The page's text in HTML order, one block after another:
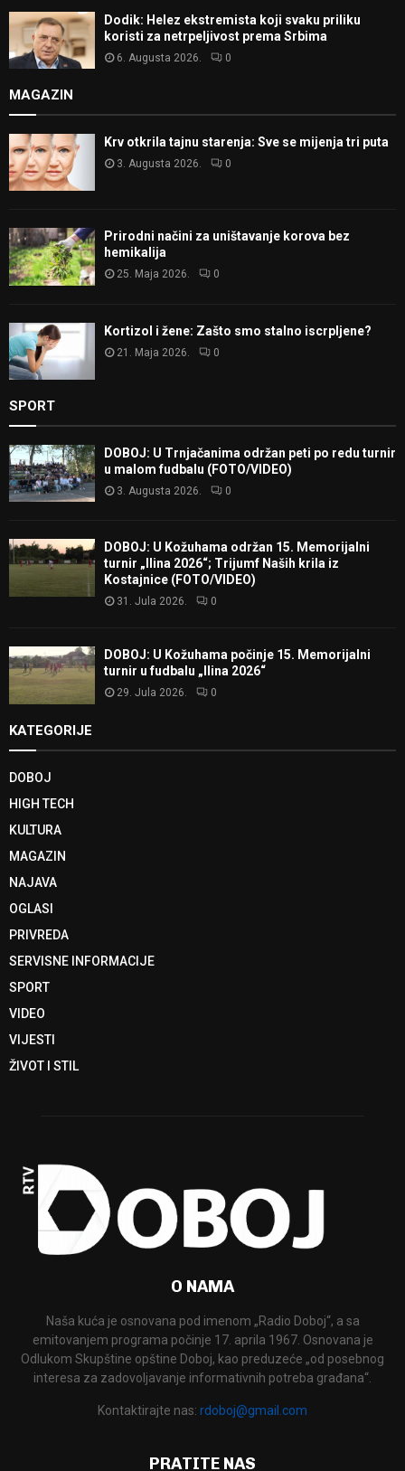
Dodik: Helez ekstremista koji svaku priliku
koristi za netrpeljivost prema Srbima
6. Augusta 2026. 0
MAGAZIN
Krv otkrila tajnu starenja: Sve se mijenja tri puta
3. Augusta 2026. 0
Prirodni načini za uništavanje korova bez
hemikalija
25. Maja 2026. 0
Kortizol i žene: Zašto smo stalno iscrpljene?
21. Maja 2026. 0
SPORT
DOBOJ: U Trnjačanima održan peti po redu turnir
u malom fudbalu (FOTO/VIDEO)
3. Augusta 2026. 0
DOBOJ: U Kožuhama održan 15. Memorijalni
turnir „Ilina 2026“; Trijumf Naših krila iz
Kostajnice (FOTO/VIDEO)
31. Jula 2026. 0
DOBOJ: U Kožuhama počinje 15. Memorijalni
turnir u fudbalu „Ilina 2026“
29. Jula 2026. 0
KATEGORIJE
DOBOJ
HIGH TECH
KULTURA
MAGAZIN
NAJAVA
OGLASI
PRIVREDA
SERVISNE INFORMACIJE
SPORT
VIDEO
VIJESTI
ŽIVOT I STIL
O NAMA
Naša kuća je osnovana pod imenom „Radio Doboj“, a sa
emitovanjem programa počinje 17. aprila 1967. Osnovana je
Odlukom Skupštine opštine Doboj, kao preduzeće „od posebnog
interesa za zadovoljavanje informativnih potreba građana“.
Kontaktirajte nas: rdoboj@gmail.com
PRATITE NAS